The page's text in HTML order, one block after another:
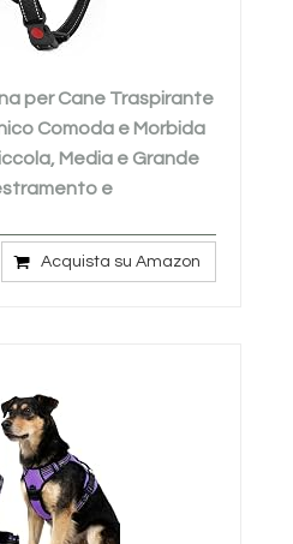
per Cane Traspirante
Comoda e Morbida
Media e Grande
e
Acquista su Amazon